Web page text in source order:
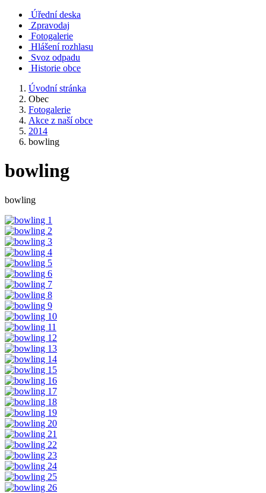
Úřední deska
Zpravodaj
Fotogalerie
Hlášení rozhlasu
Svoz odpadu
Historie obce
Úvodní stránka
Obec
Fotogalerie
Akce z naší obce
2014
bowling
bowling
bowling